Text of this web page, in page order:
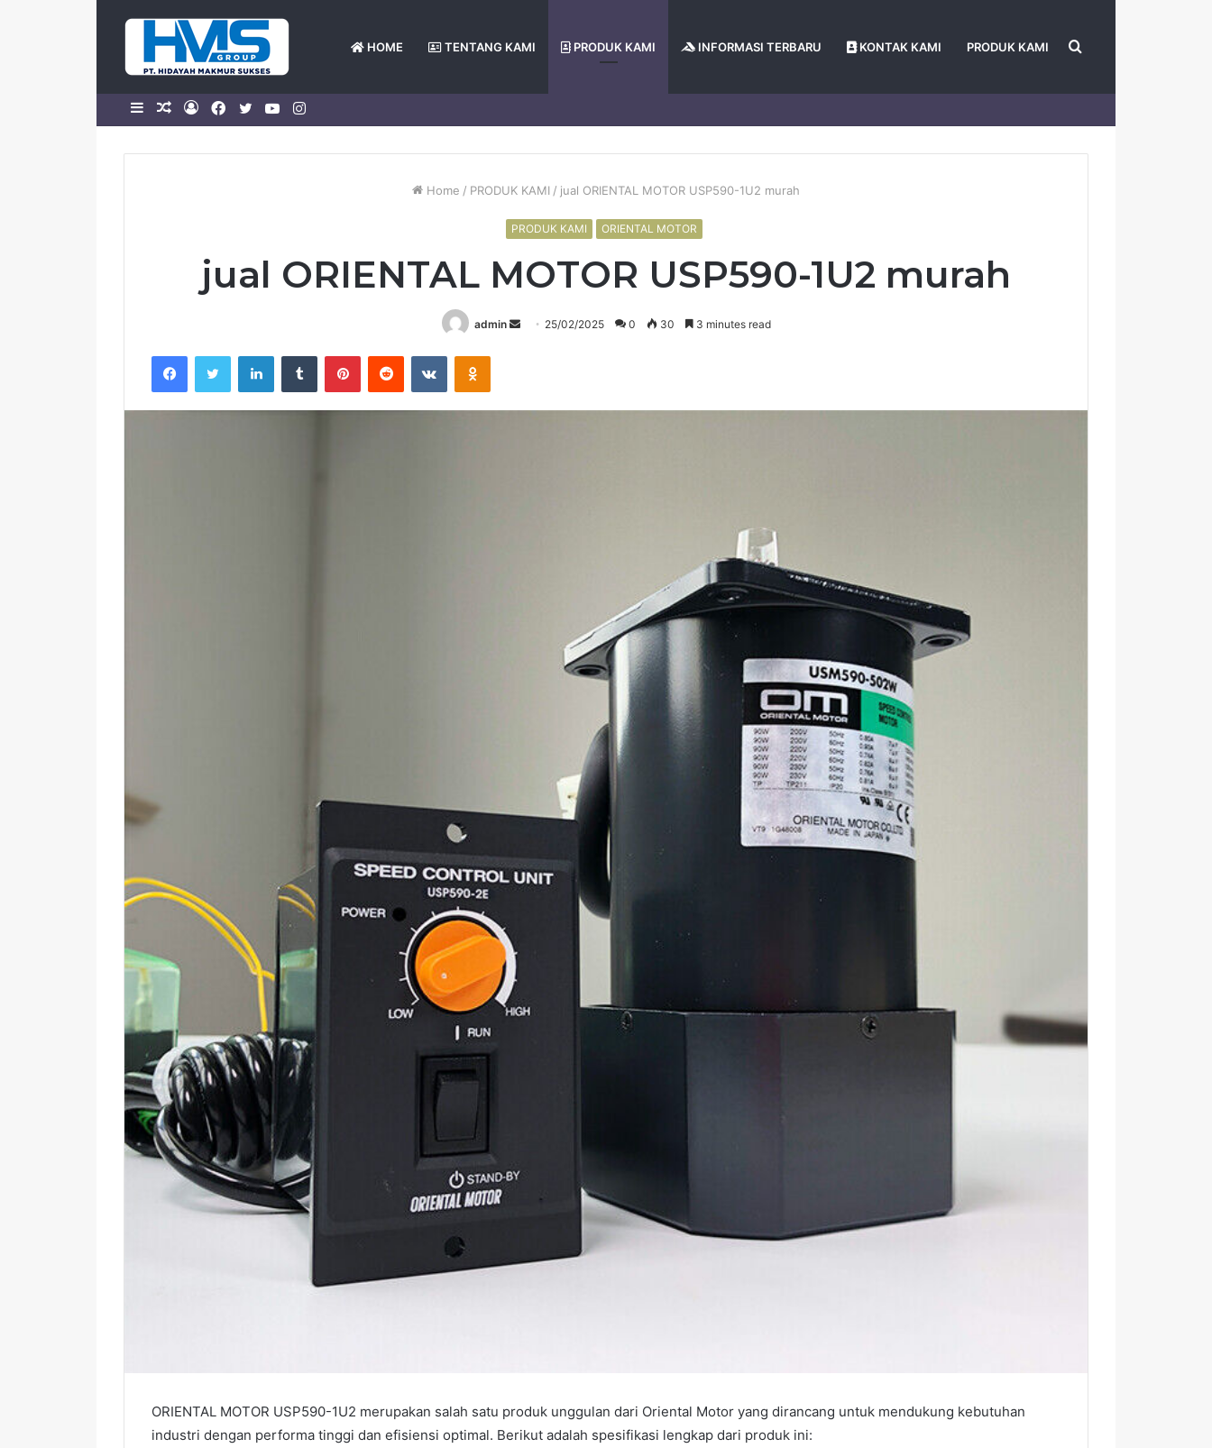
HOME TENTANG KAMI PRODUK KAMI INFORMASI TERBARU KONTAK KAMI PRODUK KAMI Search
SidebarRandom
LogFacebook
TwitterYouTubeInstagram
Home / PRODUK KAMI / jual ORIENTAL MOTOR USP590-1U2 murah
PRODUK KAMI ORIENTAL MOTOR
jual ORIENTAL MOTOR USP590-1U2 murah
admin
Send 25/02/2025 0 30 3 minutes read
FacebookTwitter LinkedInTumblr PinterestReddit VKontakteOdnoklassniki
ORIENTAL MOTOR USP590-1U2 merupakan salah satu produk unggulan dari Oriental Motor yang dirancang untuk mendukung kebutuhan
industri dengan performa tinggi dan efisiensi optimal. Berikut adalah spesifikasi lengkap dari produk ini: